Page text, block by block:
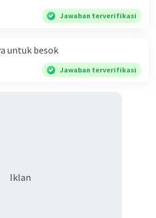
Jawaban terverifikasi
untuk besok
Jawaban terverifikasi
Iklan